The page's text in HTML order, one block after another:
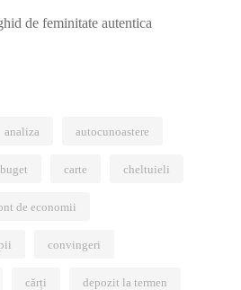
analiza autocunoastere
buget carte cheltuieli
de economii
convingeri
cărți depozit la termen